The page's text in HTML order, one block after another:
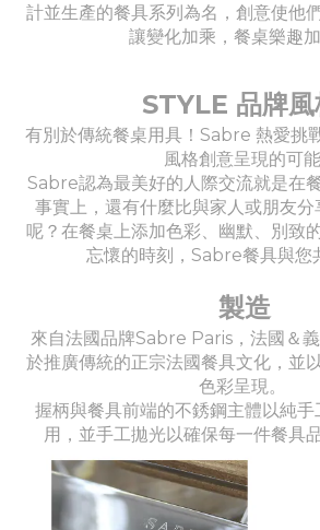
計並生產的餐具系列為名，創意使他
讓變化加乘，餐桌樂趣加
STYLE 品牌
有別於傳統餐桌用具！Sabre 熱愛挑
風格創意呈現的可能
Sabre認為最美好的人際交流就是在
事實上，還有什麼比與家人或朋友
呢？在餐桌上添加色彩、幽默、別致
忘懷的時刻，Sabre餐具與您
製造
來自法國品牌Sabre Paris，法國＆
於推廣傳統的正宗法國餐具文化，並
色彩呈現。
握柄與餐具前端的不銹鋼主體以純
用，並手工拋光以確保每一件餐具